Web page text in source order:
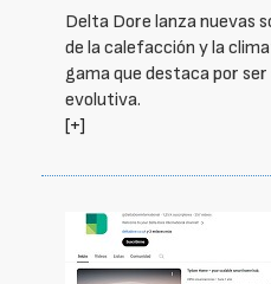
Delta Dore lanza nuevas
de la calefacción y la
gama que destaca por
evolutiva.
[+]